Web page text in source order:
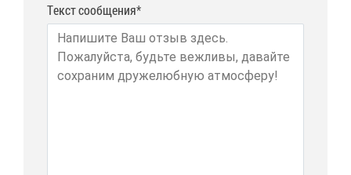
Текст сообщения*